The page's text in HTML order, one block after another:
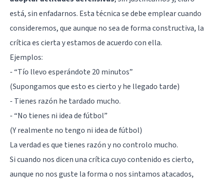
está, sin enfadarnos. Esta técnica se debe emplear cuando
consideremos, que aunque no sea de forma constructiva, la
crítica es cierta y estamos de acuerdo con ella.
Ejemplos:
- “Tío llevo esperándote 20 minutos”
(Supongamos que esto es cierto y he llegado tarde)
- Tienes razón he tardado mucho.
- “No tienes ni idea de fútbol”
(Y realmente no tengo ni idea de fútbol)
La verdad es que tienes razón y no controlo mucho.
Si cuando nos dicen una crítica cuyo contenido es cierto,
aunque no nos guste la forma o nos sintamos atacados,